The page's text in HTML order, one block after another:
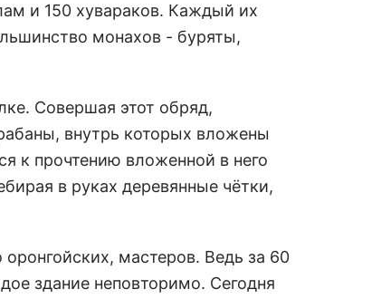
и 150 хувараков. Каждый их
монахов - буряты,
Совершая этот обряд,
внутрь которых вложены
к прочтению вложенной в него
в руках деревянные чётки,
мастеров. Ведь за 60
здание неповторимо. Сегодня